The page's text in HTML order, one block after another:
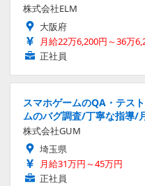
株式会社ELM
大阪府
月給22万6,200円～36万
正社員
スマホゲームのQA・テス
ムのバグ調査/丁寧な指導/
株式会社GUM
埼玉県
月給31万円～45万円
正社員